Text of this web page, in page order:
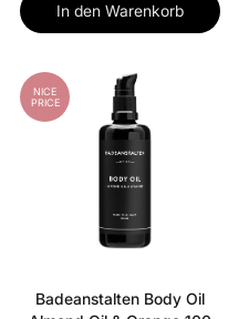
In den Warenkorb
NICE
PRICE
Badeanstalten Body Oil